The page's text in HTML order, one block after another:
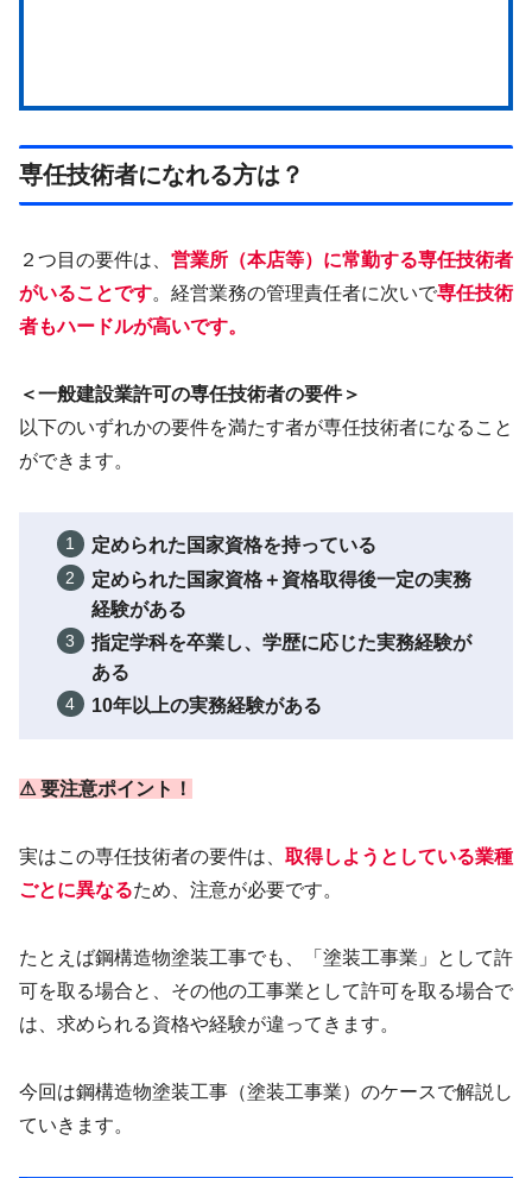
専任技術者になれる方は？
２つ目の要件は、 営業所（本店等）に常勤する専任技術者
がいることです。経営業務の管理責任者に次いで専任技術
者もハードルが高いです。
＜一般建設業許可の専任技術者の要件＞
以下のいずれかの要件を満たす者が専任技術者になること
ができます。
定められた国家資格を持っている
定められた国家資格＋資格取得後一定の実務
経験がある
指定学科を卒業し、学歴に応じた実務経験が
ある
10年以上の実務経験がある
⚠ 要注意ポイント！
実はこの専任技術者の要件は、 取得しようとしている業種
ごとに異なるため、注意が必要です。
たとえば鋼構造物塗装工事でも、「塗装工事業」として許
可を取る場合と、その他の工事業として許可を取る場合で
は、求められる資格や経験が違ってきます。
今回は鋼構造物塗装工事（塗装工事業）のケースで解説し
ていきます。